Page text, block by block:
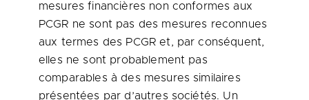
mesures financières non conformes aux
PCGR ne sont pas des mesures reconnues
aux termes des PCGR et, par conséquent,
elles ne sont probablement pas
comparables à des mesures similaires
présentées par d’autres sociétés. Un